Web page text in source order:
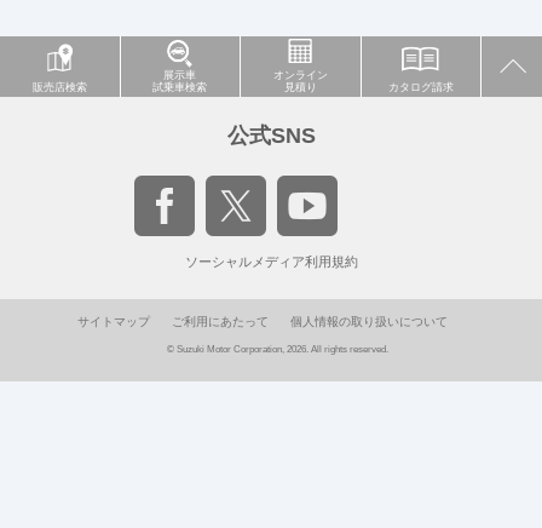
販売店検索
展示車
試乗車検索
オンライン
見積り
カタログ請求
公式SNS
ソーシャルメディア利用規約
サイトマップ ご利用にあたって 個人情報の取り扱いについて
© Suzuki Motor Corporation, 2026. All rights reserved.